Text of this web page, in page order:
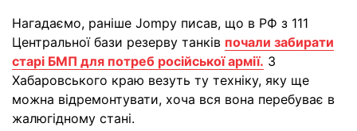
Нагадаємо, раніше Jompy писав, що в РФ з 111
Центральної бази резерву танків почали забирати
старі БМП для потреб російської армії. З
Хабаровського краю везуть ту техніку, яку ще
можна відремонтувати, хоча вся вона перебуває в
жалюгідному стані.